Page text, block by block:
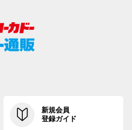
新規会員
登録ガイド